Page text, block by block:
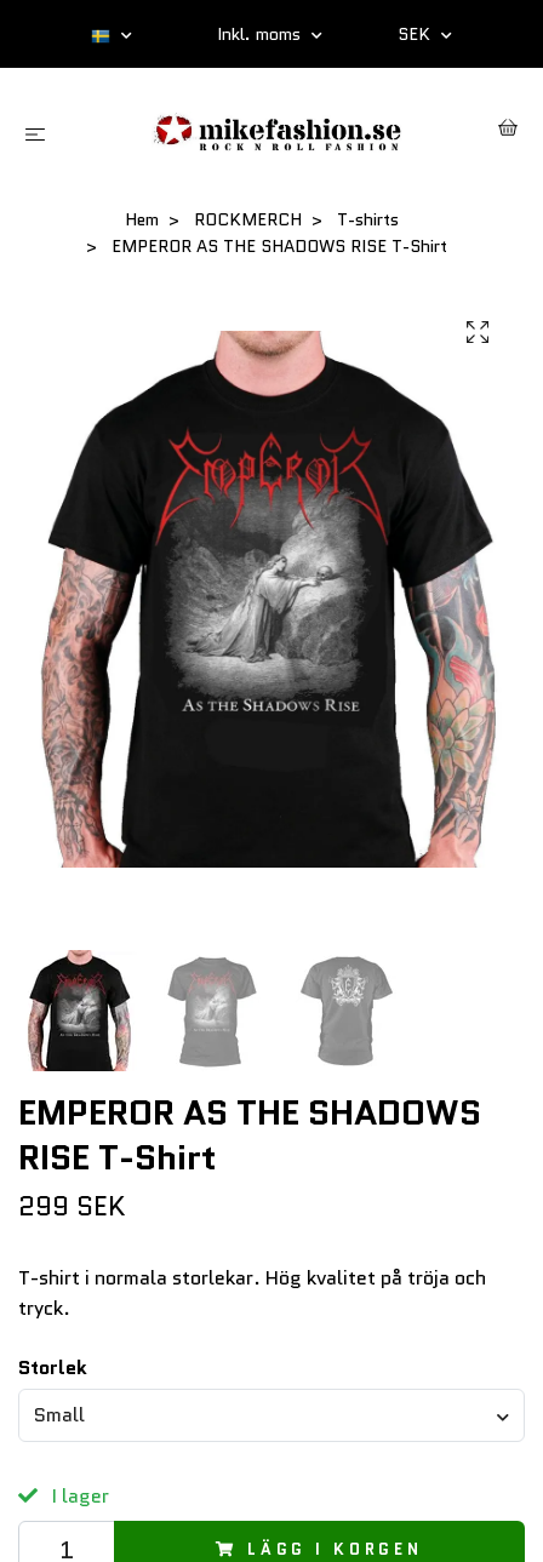
Inkl. moms SEK
Hem ROCKMERCH
T-shirts
EMPEROR AS THE SHADOWS RISE T-Shirt
EMPEROR AS THE SHADOWS
RISE T-Shirt
299 SEK
T-shirt i normala storlekar. Hög kvalitet på tröja och
tryck.
Storlek
Small
I lager
LÄGG I KORGEN